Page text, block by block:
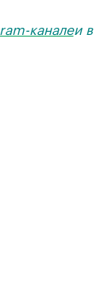
каналеи в